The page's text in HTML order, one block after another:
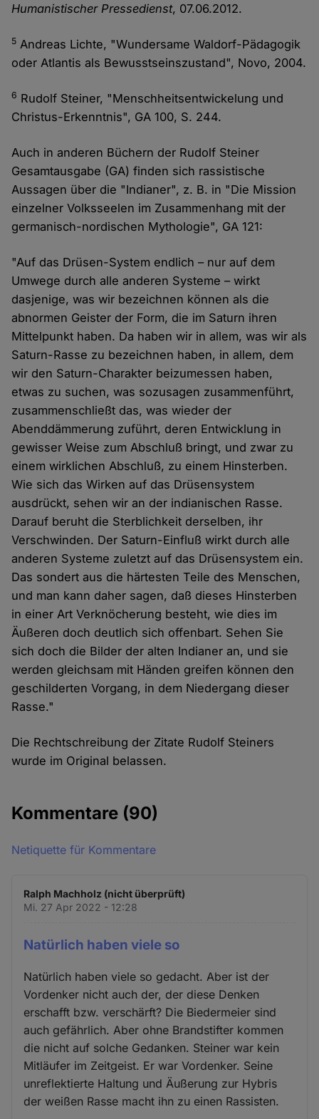
Humanistischer Pressedienst, 07.06.2012.
5 Andreas Lichte, "Wundersame Waldorf-Pädagogik
oder Atlantis als Bewusstseinszustand", Novo, 2004.
6 Rudolf Steiner, "Menschheitsentwickelung und
Christus-Erkenntnis", GA 100, S. 244.
Auch in anderen Büchern der Rudolf Steiner
Gesamtausgabe (GA) finden sich rassistische
Aussagen über die "Indianer", z. B. in "Die Mission
einzelner Volksseelen im Zusammenhang mit der
germanisch-nordischen Mythologie", GA 121:
"Auf das Drüsen-System endlich – nur auf dem
Umwege durch alle anderen Systeme – wirkt
dasjenige, was wir bezeichnen können als die
abnormen Geister der Form, die im Saturn ihren
Mittelpunkt haben. Da haben wir in allem, was wir als
Saturn-Rasse zu bezeichnen haben, in allem, dem
wir den Saturn-Charakter beizumessen haben,
etwas zu suchen, was sozusagen zusammenführt,
zusammenschließt das, was wieder der
Abenddämmerung zuführt, deren Entwicklung in
gewisser Weise zum Abschluß bringt, und zwar zu
einem wirklichen Abschluß, zu einem Hinsterben.
Wie sich das Wirken auf das Drüsensystem
ausdrückt, sehen wir an der indianischen Rasse.
Darauf beruht die Sterblichkeit derselben, ihr
Verschwinden. Der Saturn-Einfluß wirkt durch alle
anderen Systeme zuletzt auf das Drüsensystem ein.
Das sondert aus die härtesten Teile des Menschen,
und man kann daher sagen, daß dieses Hinsterben
in einer Art Verknöcherung besteht, wie dies im
Äußeren doch deutlich sich offenbart. Sehen Sie
sich doch die Bilder der alten Indianer an, und sie
werden gleichsam mit Händen greifen können den
geschilderten Vorgang, in dem Niedergang dieser
Rasse."
Die Rechtschreibung der Zitate Rudolf Steiners
wurde im Original belassen.
Kommentare (90)
Netiquette für Kommentare
Ralph Machholz (nicht überprüft)
Mi. 27 Apr 2022 - 12:28
Natürlich haben viele so
Natürlich haben viele so gedacht. Aber ist der
Vordenker nicht auch der, der diese Denken
erschafft bzw. verschärft? Die Biedermeier sind
auch gefährlich. Aber ohne Brandstifter kommen
die nicht auf solche Gedanken. Steiner war kein
Mitläufer im Zeitgeist. Er war Vordenker. Seine
unreflektierte Haltung und Äußerung zur Hybris
der weißen Rasse macht ihn zu einen Rassisten.